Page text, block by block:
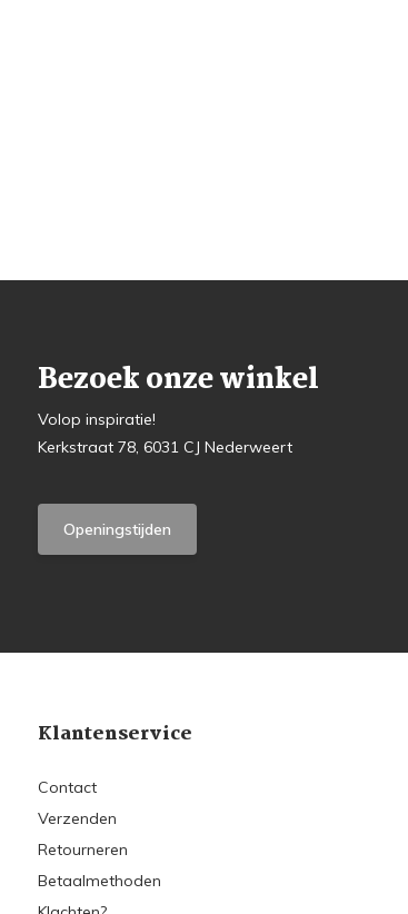
Bezoek onze winkel
Volop inspiratie!
Kerkstraat 78, 6031 CJ Nederweert
Openingstijden
Klantenservice
Contact
Verzenden
Retourneren
Betaalmethoden